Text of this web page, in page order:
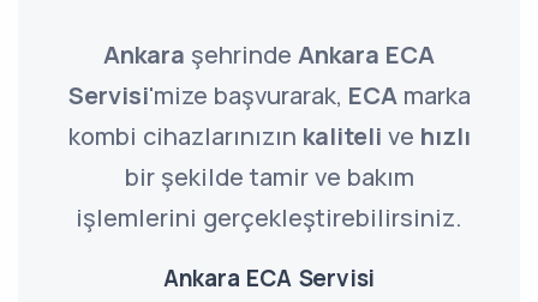
Ankara şehrinde Ankara ECA
Servisi'mize başvurarak, ECAmarka
kombi cihazlarınızın kaliteli ve hızlı
bir şekilde tamir ve bakım
işlemlerini gerçekleştirebilirsiniz.
Ankara ECA Servisi